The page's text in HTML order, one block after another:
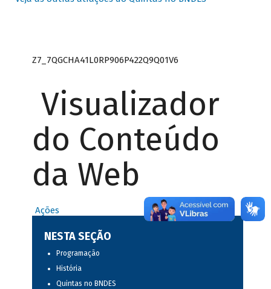
Z7_7QGCHA41L0RP906P422Q9Q01V6
Visualizador
do Conteúdo
da Web
Ações
NESTA SEÇÃO
Programação
História
Quintas no BNDES